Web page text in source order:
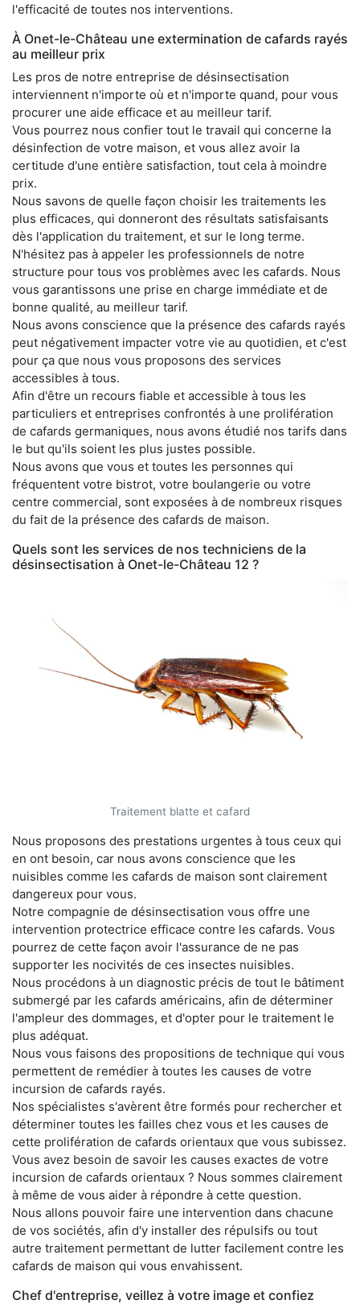
l'efficacité de toutes nos interventions.
À Onet-le-Château une extermination de cafards rayés
au meilleur prix
Les pros de notre entreprise de désinsectisation
interviennent n'importe où et n'importe quand, pour vous
procurer une aide efficace et au meilleur tarif.
Vous pourrez nous confier tout le travail qui concerne la
désinfection de votre maison, et vous allez avoir la
certitude d'une entière satisfaction, tout cela à moindre
prix.
Nous savons de quelle façon choisir les traitements les
plus efficaces, qui donneront des résultats satisfaisants
dès l'application du traitement, et sur le long terme.
N'hésitez pas à appeler les professionnels de notre
structure pour tous vos problèmes avec les cafards. Nous
vous garantissons une prise en charge immédiate et de
bonne qualité, au meilleur tarif.
Nous avons conscience que la présence des cafards rayés
peut négativement impacter votre vie au quotidien, et c'est
pour ça que nous vous proposons des services
accessibles à tous.
Afin d'être un recours fiable et accessible à tous les
particuliers et entreprises confrontés à une prolifération
de cafards germaniques, nous avons étudié nos tarifs dans
le but qu'ils soient les plus justes possible.
Nous avons que vous et toutes les personnes qui
fréquentent votre bistrot, votre boulangerie ou votre
centre commercial, sont exposées à de nombreux risques
du fait de la présence des cafards de maison.
Quels sont les services de nos techniciens de la
désinsectisation à Onet-le-Château 12 ?
Traitement blatte et cafard
Nous proposons des prestations urgentes à tous ceux qui
en ont besoin, car nous avons conscience que les
nuisibles comme les cafards de maison sont clairement
dangereux pour vous.
Notre compagnie de désinsectisation vous offre une
intervention protectrice efficace contre les cafards. Vous
pourrez de cette façon avoir l'assurance de ne pas
supporter les nocivités de ces insectes nuisibles.
Nous procédons à un diagnostic précis de tout le bâtiment
submergé par les cafards américains, afin de déterminer
l'ampleur des dommages, et d'opter pour le traitement le
plus adéquat.
Nous vous faisons des propositions de technique qui vous
permettent de remédier à toutes les causes de votre
incursion de cafards rayés.
Nos spécialistes s'avèrent être formés pour rechercher et
déterminer toutes les failles chez vous et les causes de
cette prolifération de cafards orientaux que vous subissez.
Vous avez besoin de savoir les causes exactes de votre
incursion de cafards orientaux ? Nous sommes clairement
à même de vous aider à répondre à cette question.
Nous allons pouvoir faire une intervention dans chacune
de vos sociétés, afin d'y installer des répulsifs ou tout
autre traitement permettant de lutter facilement contre les
cafards de maison qui vous envahissent.
Chef d'entreprise, veillez à votre image et confiez